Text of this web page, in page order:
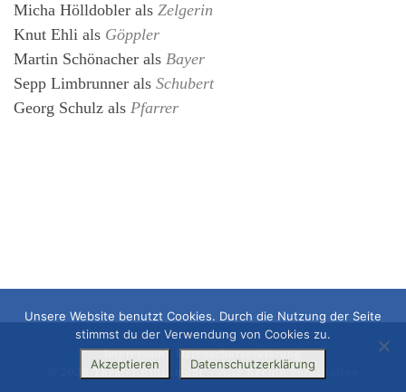
Micha Hölldobler als Zelgerin
Knut Ehli als Göppler
Martin Schönacher als Bayer
Sepp Limbrunner als Schubert
Georg Schulz als Pfarrer
Impressum|
Datenschutzerklärung
© 2026Theater Bruckmühl– Alle Rechte vorbehalten
Unsere Website benutzt Cookies. Durch die Nutzung der Seite
stimmst du der Verwendung von Cookies zu.
Akzeptieren Datenschutzerklärung